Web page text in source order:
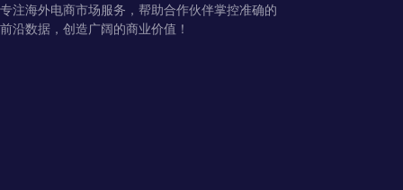
专注海外电商市场服务，帮助合作伙伴掌控准确的
前沿数据，创造广阔的商业价值！